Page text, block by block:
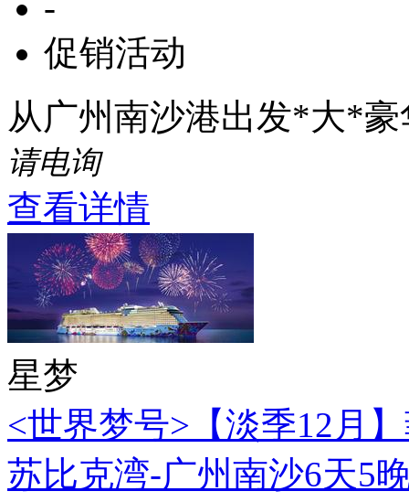
促销活动
从广州南沙港出发*大*
请电询
查看详情
星梦
<世界梦号>【淡季12月
苏比克湾-广州南沙6天5